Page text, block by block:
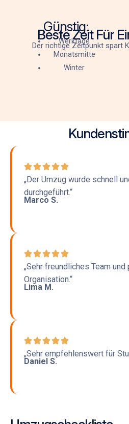
Beste Zeit Für
Der richtige Zeitpunkt spart
Günstig:
Werktage
Monatsmitte
Winter
„Der Umzug wurde schnell
durchgeführt.“
Marco S.
„Sehr freundliches Team
Organisation.“
Lima M.
„Sehr empfehlenswert für
Daniel S.